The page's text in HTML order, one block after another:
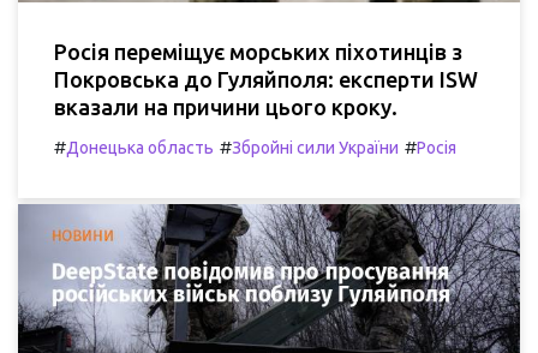
Росія переміщує морських піхотинців з
Покровська до Гуляйполя: експерти ISW
вказали на причини цього кроку.
#Донецька область #Збройні сили України #Росія